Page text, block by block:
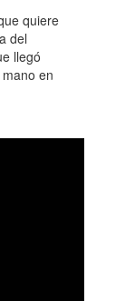
quiere
del
llegó
en